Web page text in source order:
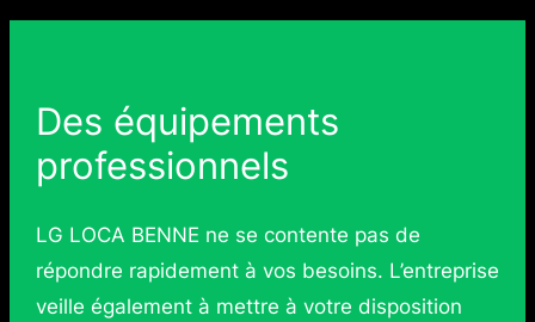
Des équipements
professionnels
LG LOCA BENNE ne se contente pas de
répondre rapidement à vos besoins. L’entreprise
veille également à mettre à votre disposition